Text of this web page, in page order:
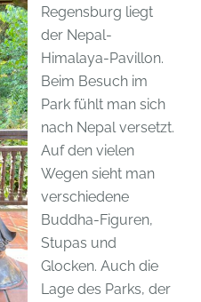
Regensburg liegt
der Nepal-
Himalaya-Pavillon.
Beim Besuch im
Park fühlt man sich
nach Nepal versetzt.
Auf den vielen
Wegen sieht man
verschiedene
Buddha-Figuren,
Stupas und
Glocken. Auch die
Lage des Parks, der